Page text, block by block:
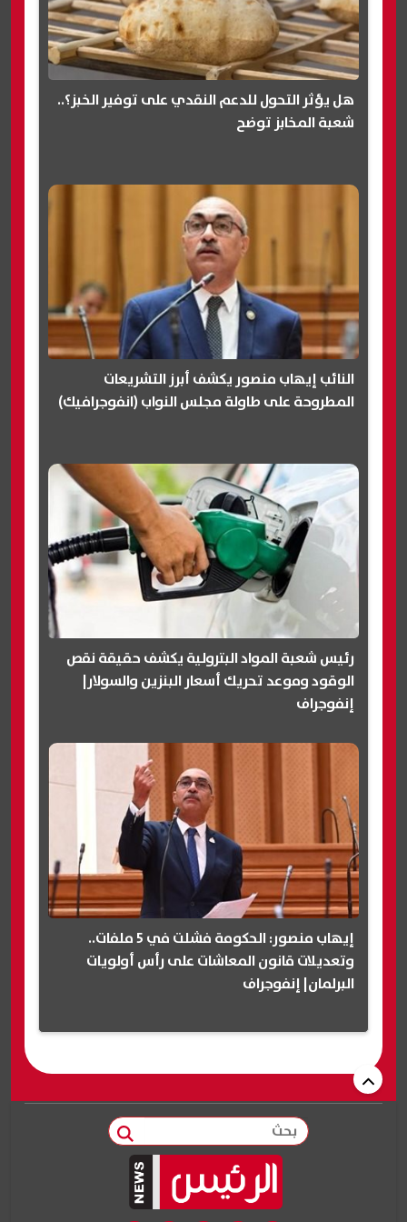
هل يؤثر التحول للدعم النقدي على توفير الخبز؟..
شعبة المخابز توضح
النائب إيهاب منصور يكشف أبرز التشريعات
المطروحة على طاولة مجلس النواب (انفوجرافيك)
رئيس شعبة المواد البترولية يكشف حقيقة نقص
الوقود وموعد تحريك أسعار البنزين والسولار|
إنفوجراف
إيهاب منصور: الحكومة فشلت في 5 ملفات..
وتعديلات قانون المعاشات على رأس أولويات
البرلمان| إنفوجراف
بحث